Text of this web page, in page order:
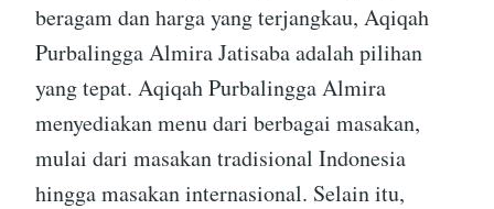
beragam dan harga yang terjangkau, Aqiqah
Purbalingga Almira Jatisaba adalah pilihan
yang tepat. Aqiqah Purbalingga Almira
menyediakan menu dari berbagai masakan,
mulai dari masakan tradisional Indonesia
hingga masakan internasional. Selain itu,